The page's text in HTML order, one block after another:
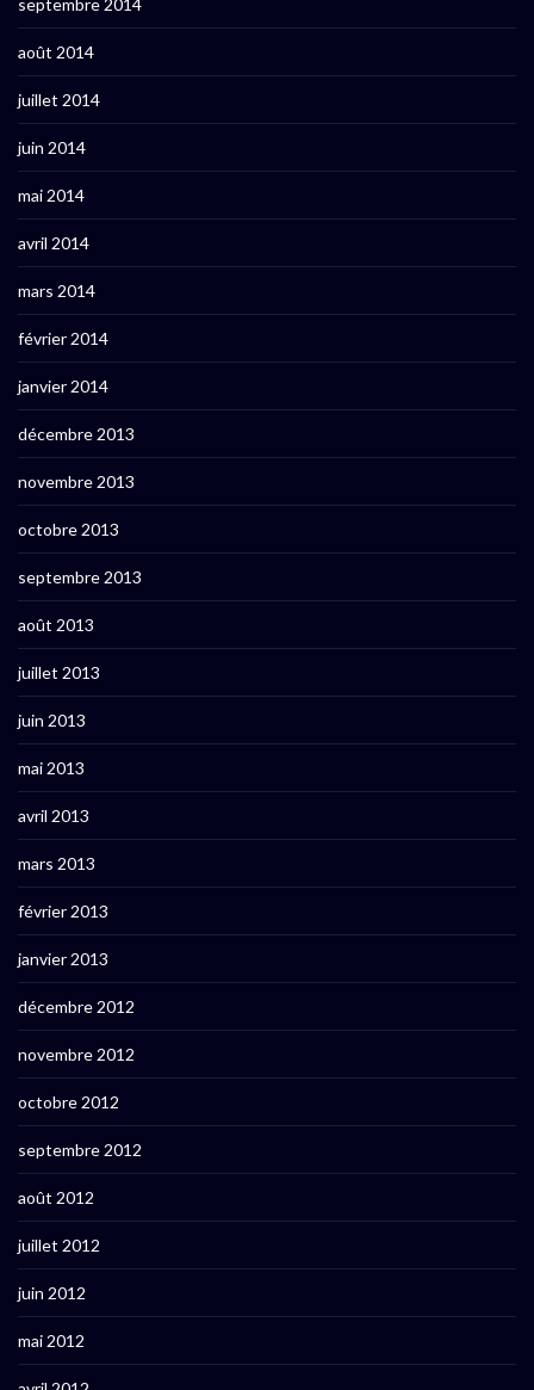
septembre 2014
août 2014
juillet 2014
juin 2014
mai 2014
avril 2014
mars 2014
février 2014
janvier 2014
décembre 2013
novembre 2013
octobre 2013
septembre 2013
août 2013
juillet 2013
juin 2013
mai 2013
avril 2013
mars 2013
février 2013
janvier 2013
décembre 2012
novembre 2012
octobre 2012
septembre 2012
août 2012
juillet 2012
juin 2012
mai 2012